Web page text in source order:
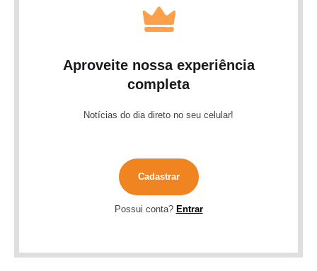
Aproveite nossa experiência
completa
Notícias do dia direto no seu celular!
Cadastrar
Possui conta? Entrar